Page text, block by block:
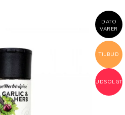
DATO
VARER
TILBUD
UDSOLGT